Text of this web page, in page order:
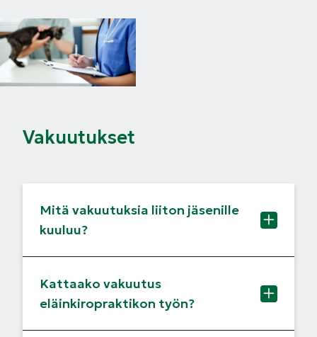
Vakuutukset
Mitä vakuutuksia liiton jäsenille
kuuluu?
Kattaako vakuutus
eläinkiropraktikon työn?